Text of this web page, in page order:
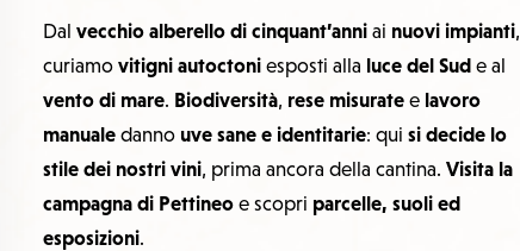
Dalvecchio alberello di cinquant’anni ai nuovi impianti,
curiamovitigni autoctoni esposti alla luce del Sud e al
vento di mare. Biodiversità, rese misurate e lavoro
manuale danno uve sane e identitarie: quisi decide lo
stile dei nostri vini, prima ancora della cantina.Visita la
campagna di Pettineo e scopri parcelle, suoli ed
esposizioni.